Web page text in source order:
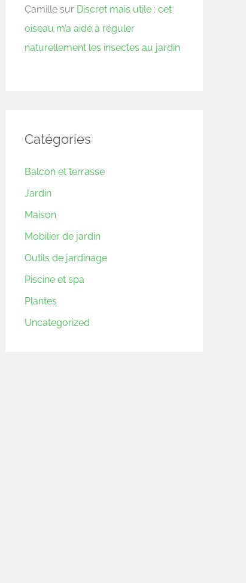
Camille sur Discret mais utile : cet
oiseau m’a aidé à réguler
naturellement les insectes au jardin
Catégories
Balcon et terrasse
Jardin
Maison
Mobilier de jardin
Outils de jardinage
Piscine et spa
Plantes
Uncategorized